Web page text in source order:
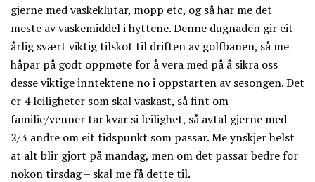
gjerne med vaskeklutar, mopp etc, og så har me det
meste av vaskemiddel i hyttene. Denne dugnaden gir eit
årlig svært viktig tilskot til driften av golfbanen, så me
håpar på godt oppmøte for å vera med på å sikra oss
desse viktige inntektene no i oppstarten av sesongen. Det
er 4 leiligheter som skal vaskast, så fint om
familie/venner tar kvar si leilighet, så avtal gjerne med
2/3 andre om eit tidspunkt som passar. Me ynskjer helst
at alt blir gjort på mandag, men om det passar bedre for
nokon tirsdag – skal me få dette til.